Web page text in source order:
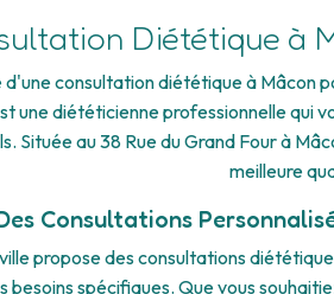
Diététique à
d'une consultation diététique à
une diététicienne professionnelle qui
Située au 38 Rue du Grand Four à
meilleure
Consultations
propose des consultations
besoins spécifiques. Que vous